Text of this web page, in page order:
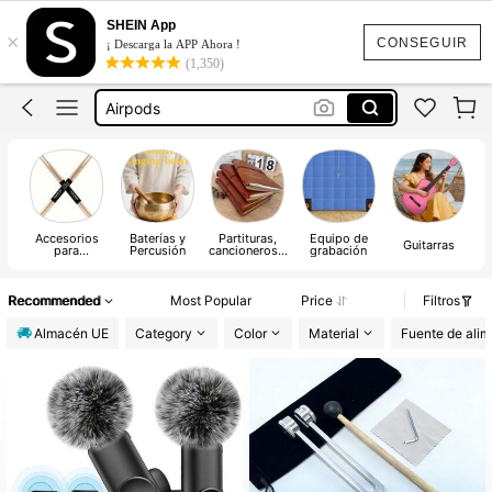
CONSEGUIR
×
SHEIN App
¡ Descarga la APP Ahora !
(1,350)
Auriculares Inalámbricos
Airpods
Cascos Inalámbricos
Auriculares Inalámbricos
Accesorios
para
Baterías y
Percusión
Partituras,
cancioneros y
Equipo de
grabación Guitarras
Recommended Most Popular Price
Filtros
Almacén UE
Category Color Material Fuente de